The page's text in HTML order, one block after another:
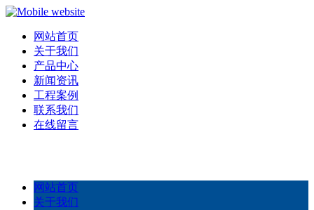
网站首页
关于我们
产品中心
新闻资讯
工程案例
联系我们
在线留言
网站首页
关于我们